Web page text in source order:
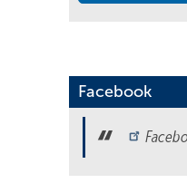
Facebook